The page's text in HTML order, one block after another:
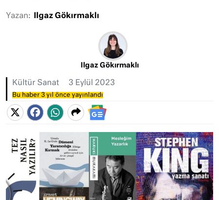
Yazan: Ilgaz Gökırmaklı
Ilgaz Gökırmaklı
Kültür Sanat 3 Eylül 2023
Bu haber 3 yıl önce yayınlandı